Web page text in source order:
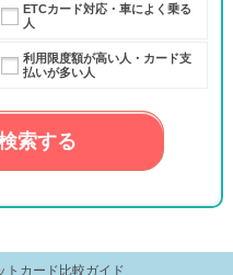
ETCカード対応・車によく乗る
人
利用限度額が高い人・カード支
払いが多い人
トカード比較ガイド